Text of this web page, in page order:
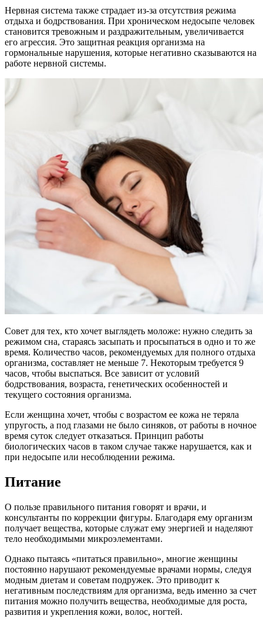
Нервная система также страдает из-за отсутствия режима
отдыха и бодрствования. При хроническом недосыпе человек
становится тревожным и раздражительным, увеличивается
его агрессия. Это защитная реакция организма на
гормональные нарушения, которые негативно сказываются на
работе нервной системы.
Совет для тех, кто хочет выглядеть моложе: нужно следить за
режимом сна, стараясь засыпать и просыпаться в одно и то же
время. Количество часов, рекомендуемых для полного отдыха
организма, составляет не меньше 7. Некоторым требуется 9
часов, чтобы выспаться. Все зависит от условий
бодрствования, возраста, генетических особенностей и
текущего состояния организма.
Если женщина хочет, чтобы с возрастом ее кожа не теряла
упругость, а под глазами не было синяков, от работы в ночное
время суток следует отказаться. Принцип работы
биологических часов в таком случае также нарушается, как и
при недосыпе или несоблюдении режима.
Питание
О пользе правильного питания говорят и врачи, и
консультанты по коррекции фигуры. Благодаря ему организм
получает вещества, которые служат ему энергией и наделяют
тело необходимыми микроэлементами.
Однако пытаясь «питаться правильно», многие женщины
постоянно нарушают рекомендуемые врачами нормы, следуя
модным диетам и советам подружек. Это приводит к
негативным последствиям для организма, ведь именно за счет
питания можно получить вещества, необходимые для роста,
развития и укрепления кожи, волос, ногтей.